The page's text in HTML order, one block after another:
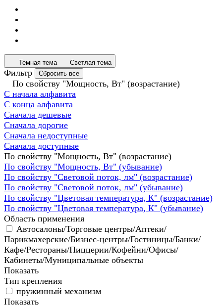
Темная тема Светлая тема
Фильтр Сбросить все
По свойству "Мощность, Вт" (возрастание)
С начала алфавита
С конца алфавита
Сначала дешевые
Сначала дорогие
Сначала недоступные
Сначала доступные
По свойству "Мощность, Вт" (возрастание)
По свойству "Мощность, Вт" (убывание)
По свойству "Световой поток, лм" (возрастание)
По свойству "Световой поток, лм" (убывание)
По свойству "Цветовая температура, К" (возрастание)
По свойству "Цветовая температура, К" (убывание)
Область применения
Автосалоны/Торговые центры/Аптеки/
Парикмахерские/Бизнес-центры/Гостиницы/Банки/
Кафе/Рестораны/Пиццерии/Кофейни/Офисы/
Кабинеты/Муниципальные объекты
Показать
Тип крепления
пружинный механизм
Показать